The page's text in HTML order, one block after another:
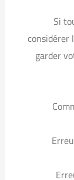
Si
considérer
garder